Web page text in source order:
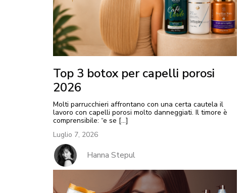
Top 3 botox per capelli porosi
2026
Molti parrucchieri affrontano con una certa cautela il
lavoro con capelli porosi molto danneggiati. Il timore è
comprensibile: “e se […]
Luglio 7, 2026
Hanna Stepul